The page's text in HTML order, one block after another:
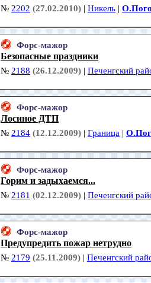
№ 2202 (27.02.2010) | Никель |
Форс-мажор
Безопасные праздники
№ 2188 (26.12.2009) | Печенгский
Форс-мажор
Лосиное ДТП
№ 2184 (12.12.2009) | Граница |
Форс-мажор
Горим и задыхаемся...
№ 2181 (02.12.2009) | Печенгский
Форс-мажор
Предупредить пожар нетрудно
№ 2179 (25.11.2009) | Печенгский